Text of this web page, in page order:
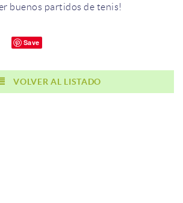
buenos partidos de tenis!
Save
VOLVER AL LISTADO